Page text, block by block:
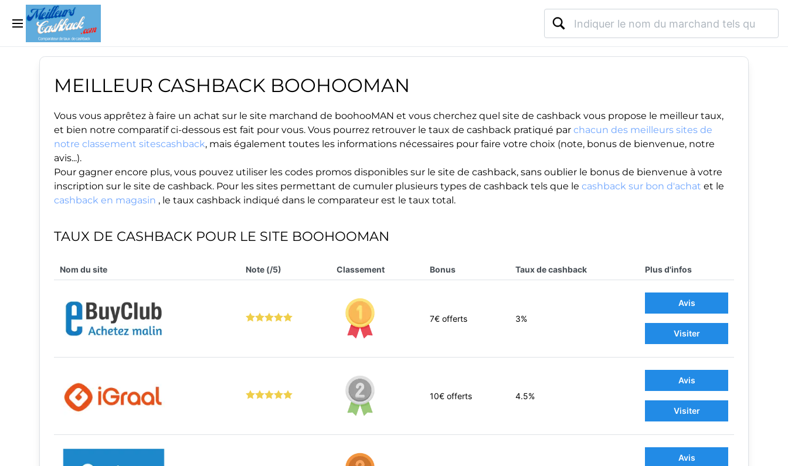
MEILLEUR CASHBACK BOOHOOMAN
Vous vous apprêtez à faire un achat sur le site marchand de boohooMAN et vous cherchez quel site de cashback vous propose le meilleur taux,
et bien notre comparatif ci-dessous est fait pour vous. Vous pourrez retrouver le taux de cashback pratiqué par chacun des meilleurs sites de
notre classement sitescashback, mais également toutes les informations nécessaires pour faire votre choix (note, bonus de bienvenue, notre
avis...).
Pour gagner encore plus, vous pouvez utiliser les codes promos disponibles sur le site de cashback, sans oublier le bonus de bienvenue à votre
inscription sur le site de cashback. Pour les sites permettant de cumuler plusieurs types de cashback tels que le cashback sur bon d'achat et le
cashback en magasin , le taux cashback indiqué dans le comparateur est le taux total.
TAUX DE CASHBACK POUR LE SITE BOOHOOMAN
Nom du site Note (/5) Classement Bonus Taux de cashback Plus d'infos
7€ offerts 3%
Avis
Visiter
10€ offerts 4.5%
Avis
Visiter
Avis